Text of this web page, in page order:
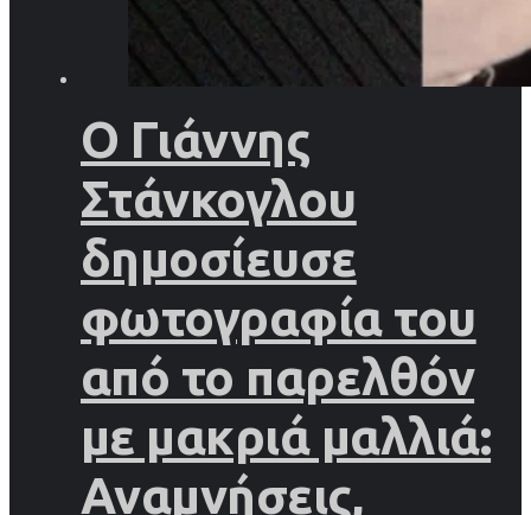
Ο Γιάννης
Στάνκογλου
δημοσίευσε
φωτογραφία του
από το παρελθόν
με μακριά μαλλιά:
Αναμνήσεις,